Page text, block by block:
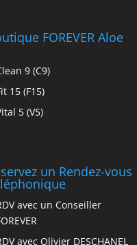
FOREVER Aloe
9 (C9)
15 (F15)
5 (V5)
un Rendez-vous
avec un Conseiller
avec Olivier DESCHANEL